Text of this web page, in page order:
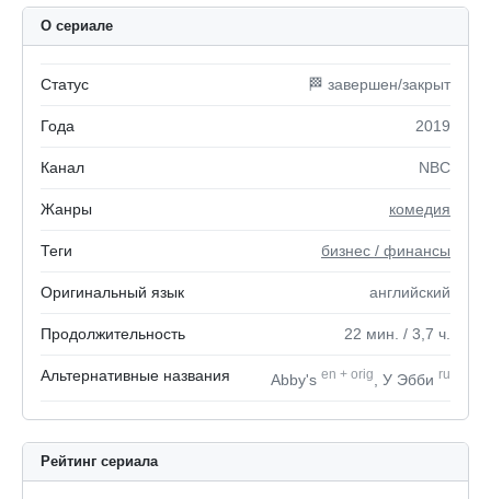
О сериале
Статус 🏁 завершен/закрыт
Года 2019
Канал NBC
Жанры комедия
Теги бизнес / финансы
Оригинальный язык английский
Продолжительность 22 мин. / 3,7 ч.
Альтернативные названия Abby's en + orig , У Эбби ru
Рейтинг сериала